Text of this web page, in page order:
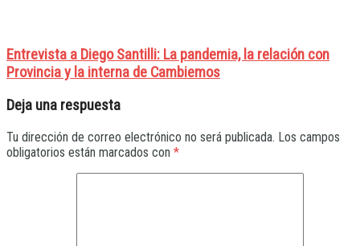
Entrevista a Diego Santilli: La pandemia, la relación con
Provincia y la interna de Cambiemos
Deja una respuesta
Tu dirección de correo electrónico no será publicada. Los campos
obligatorios están marcados con *